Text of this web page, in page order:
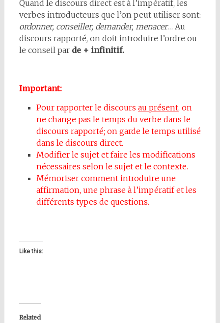
Quand le discours direct est à l’impératif, les
verbes introducteurs que l’on peut utiliser sont:
ordonner, conseiller, demander, menacer… Au
discours rapporté, on doit introduire l’ordre ou
le conseil par de + infinitif.
Important:
Pour rapporter le discours au présent, on
ne change pas le temps du verbe dans le
discours rapporté; on garde le temps utilisé
dans le discours direct.
Modifier le sujet et faire les modifications
nécessaires selon le sujet et le contexte.
Mémoriser comment introduire une
affirmation, une phrase à l’impératif et les
différents types de questions.
Like this:
Related